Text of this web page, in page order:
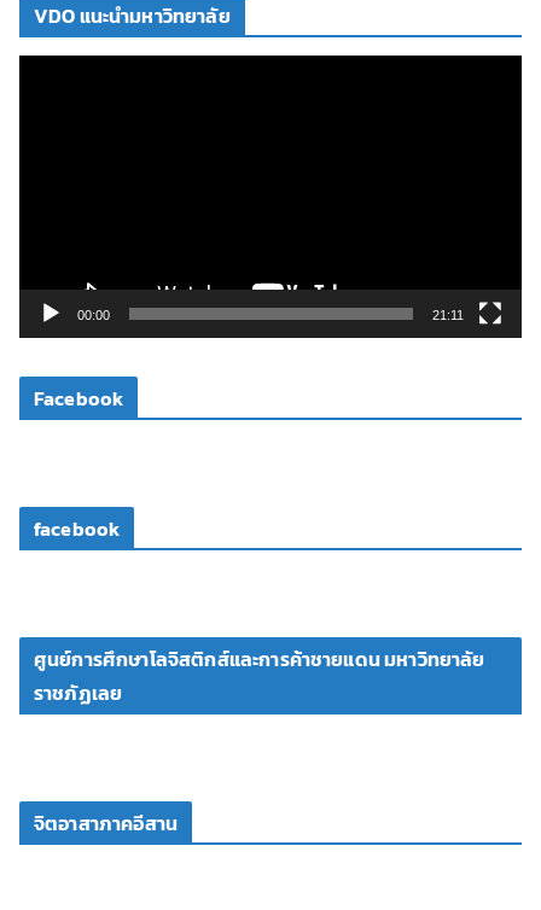
VDO แนะนำมหาวิทยาลัย
ดี
โ
00:00 21:11
Facebook
facebook
ศูนย์การศึกษาโลจิสติกส์และการค้าชายแดน มหาวิทยาลัย
ราชภัฏเลย
จิตอาสาภาคอีสาน